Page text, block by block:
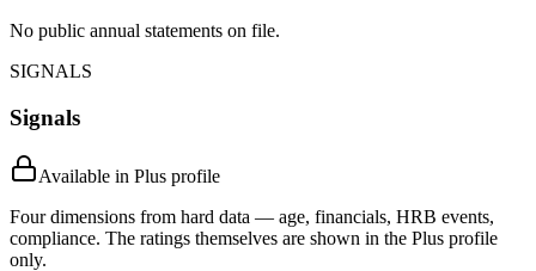
No public annual statements on file.
SIGNALS
Signals
Available in Plus profile
Four dimensions from hard data — age, financials, HRB events,
compliance. The ratings themselves are shown in the Plus profile
only.